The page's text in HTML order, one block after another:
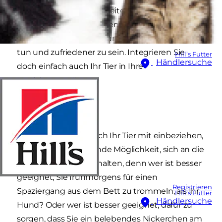
Hill’s Futter
Händlersuche
Registrieren
Hill’s Futter
Händlersuche
eine Liste mit Gewohnheiten erstellen, die sie
im neuen Jahr annehmen (oder ablegen)
möchten, um ihrer Gesundheit etwas Gutes zu
tun und zufriedener zu sein. Integrieren Sie
doch einfach auch Ihr Tier in Ihre
Neujahresvorsätze.
Gute Vorsätze, die auch Ihr Tier mit einbeziehen,
sind eine hervorragende Möglichkeit, sich an die
eigenen Vorsätze zu halten, denn wer ist besser
geeignet, Sie frühmorgens für einen
Spaziergang aus dem Bett zu trommeln, als Ihr
Hund? Oder wer ist besser geeignet, dafür zu
sorgen, dass Sie ein belebendes Nickerchen am